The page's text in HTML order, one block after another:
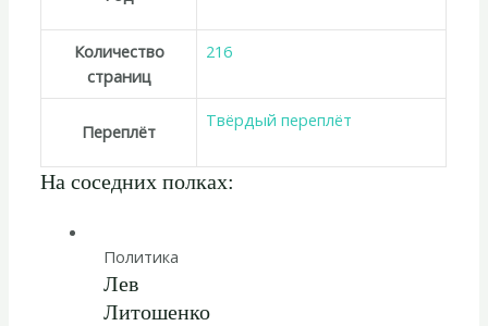
Количество
страниц
216
Переплёт
Твёрдый переплёт
На соседних полках:
Политика
Лев
Литошенко